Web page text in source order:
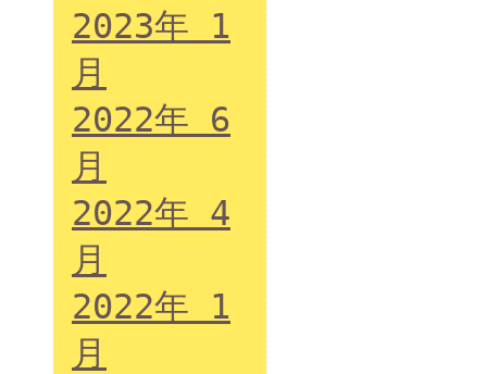
2023年 1
月
2022年 6
月
2022年 4
月
2022年 1
月